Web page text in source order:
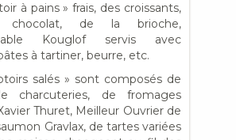
à pains » frais, des croissants,
chocolat, de la brioche,
Kouglof servis avec
à tartiner, beurre, etc.
salés » sont composés de
charcuteries, de fromages
Thuret, Meilleur Ouvrier de
Gravlax, de tartes variées